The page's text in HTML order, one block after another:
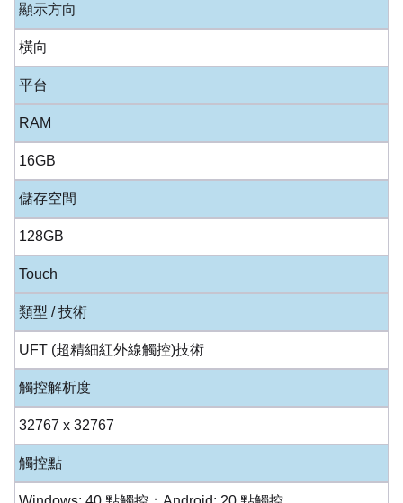
顯示方向
橫向
平台
RAM
16GB
儲存空間
128GB
Touch
類型 / 技術
UFT (超精細紅外線觸控)技術
觸控解析度
32767 x 32767
觸控點